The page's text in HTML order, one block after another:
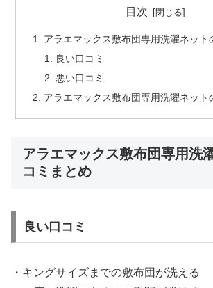
目次
アラエマックス敷布団専用洗濯ネット
良い口コミ
悪い口コミ
アラエマックス敷布団専用洗濯ネット
アラエマックス敷布団専用洗
コミまとめ
良い口コミ
・キングサイズまでの敷布団が洗える